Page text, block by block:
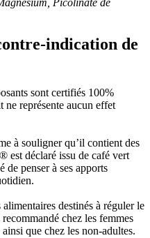
indication de
sont certifiés 100%
ne représente aucun effet
à souligner qu’il contient des
est déclaré issu de café vert
penser à ses apports
destinés à réguler le
chez les femmes
que chez les non-adultes.